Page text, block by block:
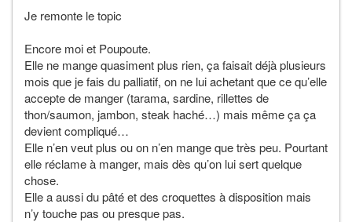
Je remonte le topic
Encore moi et Poupoute.
Elle ne mange quasiment plus rien, ça faisait déjà plusieurs
mois que je fais du palliatif, on ne lui achetant que ce qu’elle
accepte de manger (tarama, sardine, rillettes de
thon/saumon, jambon, steak haché…) mais même ça ça
devient compliqué…
Elle n’en veut plus ou on n’en mange que très peu. Pourtant
elle réclame à manger, mais dès qu’on lui sert quelque
chose.
Elle a aussi du pâté et des croquettes à disposition mais
n’y touche pas ou presque pas.